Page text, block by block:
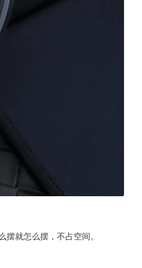
就怎么摆，不占空间。